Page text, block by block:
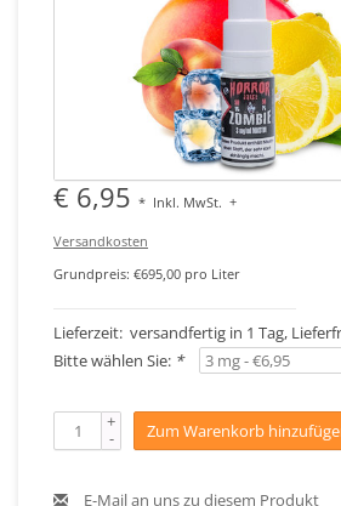
€ 6,95 * Inkl. MwSt. +
Versandkosten
Grundpreis: €695,00 pro Liter
Lieferzeit: versandfertig in 1 Tag,
Bitte wählen Sie: *
+
- Zum Warenkorb
E-Mail an uns zu diesem Produkt